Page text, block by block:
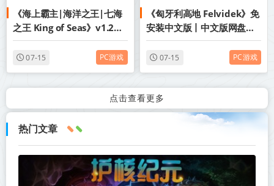
《海上霸主|海洋之王|七海
之王 King of Seas》v1.20-
免安装中文版丨中文版网盘
下载07-15 PC游戏
《匈牙利高地 Felvidek》免
安装中文版丨中文版网盘下
载
07-15 PC游戏
点击查看更多
热门文章